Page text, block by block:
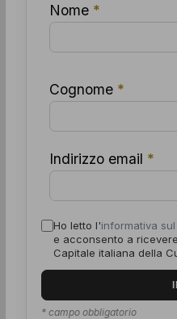
Nome *
Cognome *
Indirizzo email *
Ho letto l'informativa
e acconsento a
Capitale italiana della
* campo obbligatorio